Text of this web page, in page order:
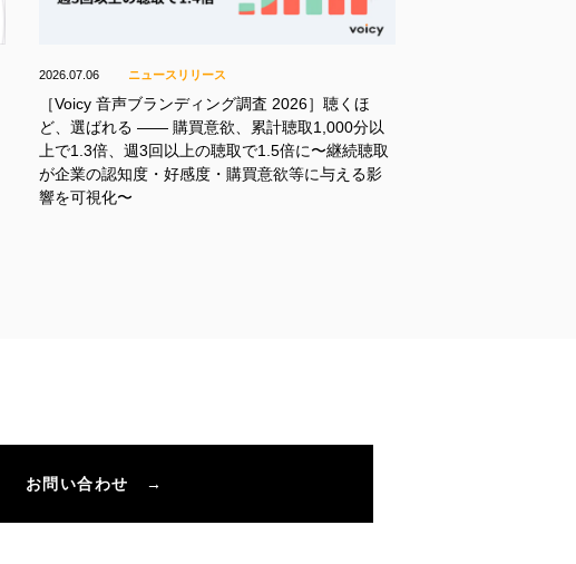
2026.07.06 ニュースリリース
［Voicy 音声ブランディング調査 2026］聴くほ
ど、選ばれる —— 購買意欲、累計聴取1,000分以
上で1.3倍、週3回以上の聴取で1.5倍に〜継続聴取
が企業の認知度・好感度・購買意欲等に与える影
響を可視化〜
お問い合わせ →